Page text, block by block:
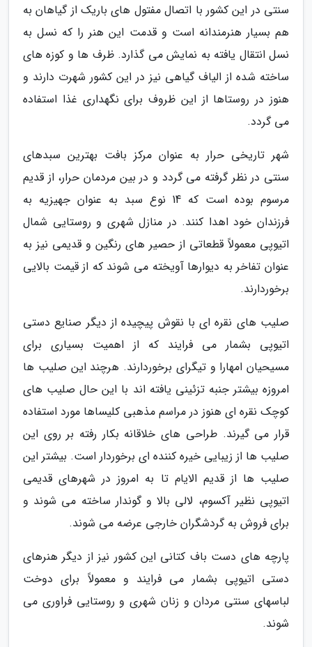
سنتی در این کشور با اتصال مفتول های باریک از گیاهان به
هم بسیار هنرمندانه است و قدمت این هنر را که نسل به
نسل انتقال یافته به نمایش می گذارد. ظرف ها و کوزه های
ساخته شده از الیاف گیاهی نیز در این کشور شهرت دارند و
هنوز در روستاها از این ظروف برای نگهداری غذا استفاده
می گردد.
شهر تاریخی حرار به عنوان مرکز بافت بهترین سبدهای
سنتی در نظر گرفته می گردد و در بین مردمان حرار، از قدیم
مرسوم بوده است که 14 نوع سبد به عنوان جهیزیه به
فرزندان خود اهدا کنند. در منازل شهری و روستایی شمال
اتیوپی معمولاً قطعاتی از حصیر های رنگین و قدیمی نیز به
عنوان تفاخر به دیوارها آویخته می شوند که از قیمت بالایی
برخوردارند.
صلیب های نقره ای با نقوش پیچیده از دیگر صنایع دستی
اتیوپی بشمار می فرایند که از اهمیت بسیاری برای
مسیحیان امهارا و تیگرای برخوردارند. هرچند این صلیب ها
امروزه بیشتر جنبه تزئینی یافته اند با این حال صلیب های
کوچک نقره ای هنوز در مراسم مذهبی کلیساها مورد استفاده
قرار می گیرند. طراحی های خلاقانه بکار رفته بر روی این
صلیب ها از زیبایی خیره کننده ای برخوردار است. بیشتر این
صلیب ها از قدیم الایام تا به امروز در شهرهای قدیمی
اتیوپی نظیر آکسوم، لالی بالا و گوندار ساخته می شوند و
برای فروش به گردشگران خارجی عرضه می شوند.
پارچه های دست باف کتانی این کشور نیز از دیگر هنرهای
دستی اتیوپی بشمار می فرایند و معمولاً برای دوخت
لباسهای سنتی مردان و زنان شهری و روستایی فراوری می
شوند.